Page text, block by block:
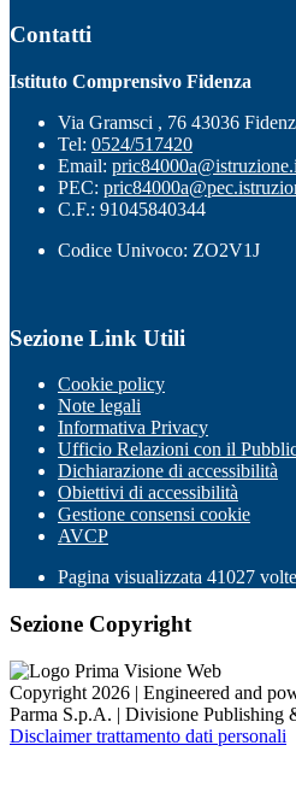
Contatti
Istituto Comprensivo Fidenza
Via Gramsci , 76 43036
Tel: 0524/517420
Email:
PEC:
C.F.: 91045840344
Codice Univoco: ZO2V1J
Sezione Link Utili
Cookie policy
Note legali
Informativa Privacy
Ufficio Relazioni con il
Dichiarazione di accessibilità
Obiettivi di accessibilità
Gestione consensi cookie
AVCP
Pagina visualizzata 41027 volte
Sezione Copyright
Copyright 2026 | Engineered and
Parma S.p.A. | Divisione Publishing
Disclaimer trattamento dati personali